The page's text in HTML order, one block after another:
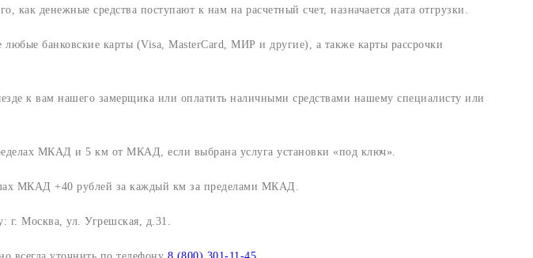
денежные средства поступают к нам на расчетный счет, назначается дата отгрузки.
банковские карты (Visa, MasterCard, МИР и другие), а также карты рассрочки
к вам нашего замерщика или оплатить наличными средствами нашему специалисту или
МКАД и 5 км от МКАД, если выбрана услуга установки «под ключ».
МКАД +40 рублей за каждый км за пределами МКАД.
г. Москва, ул. Угрешская, д.31.